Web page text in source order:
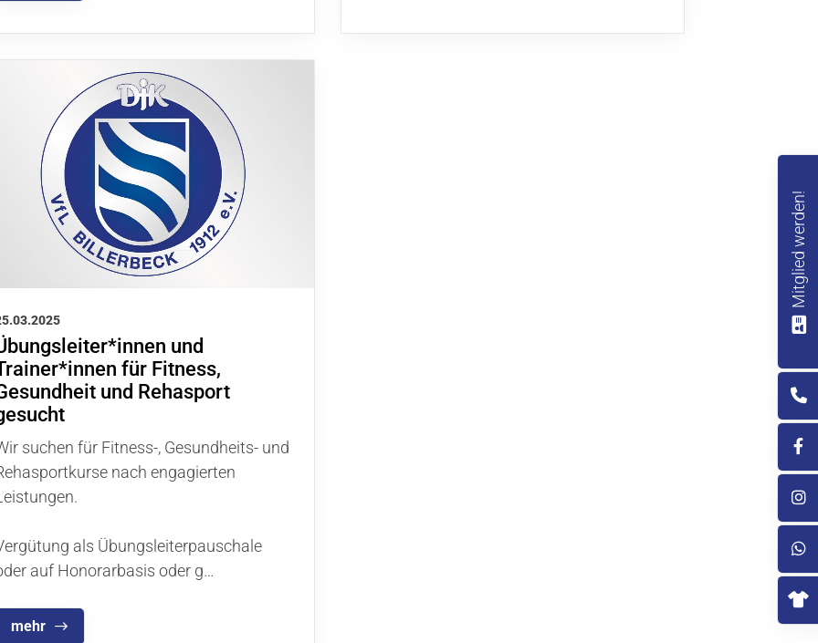
und
für Fitness,
und Rehasport
suchen für Fitness-, Gesundheits- und
nach engagierten
als Übungsleiterpauschale
auf Honorarbasis oder g…
mehr
Mitglied werden!